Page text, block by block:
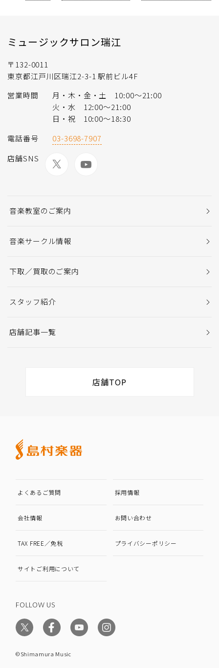
ミュージックサロン瑞江
〒132-0011
東京都江戸川区瑞江2-3-1 駅前ビル4F
営業時間
月・木・金・土 10:00～21:00
火・水 12:00～21:00
日・祝 10:00～18:30
電話番号
03-3698-7907
店舗SNS
音楽教室のご案内
音楽サークル情報
下取／買取のご案内
スタッフ紹介
店舗記事一覧
店舗TOP
よくあるご質問 採用情報
会社情報 お問い合わせ
TAX FREE／免税 プライバシーポリシー
サイトご利用について
FOLLOW US
©Shimamura Music